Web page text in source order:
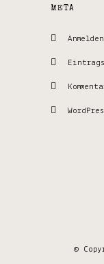
META
Anmelden
©